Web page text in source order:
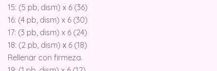
15: (5 pb, dism) x 6 (36)
16: (4 pb, dism) x 6 (30)
17: (3 pb, dism) x 6 (24)
18: (2 pb, dism) х 6 (18)
Rellenar con firmeza.